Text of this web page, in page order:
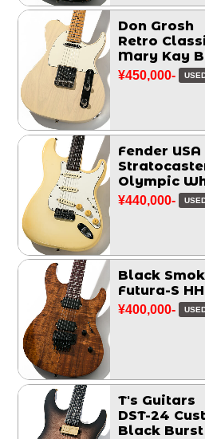
Don Grosh
Retro
Mary Kay
¥450,000-
Fender USA
Olympic
¥440,000-
Black
Futura-S
¥400,000-
T's Guitars
DST-24
Black